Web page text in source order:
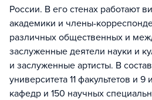
России. В его стенах работают
академики и члены-
различных общественных и
заслуженные деятели науки и
и заслуженные артисты. В
университета 11 факультетов и 9
кафедр и 150 научных